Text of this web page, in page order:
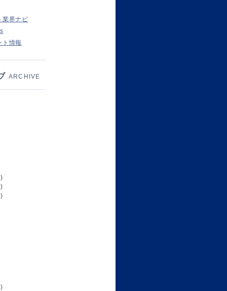
業界ナビ
ト情報
ARCHIVE